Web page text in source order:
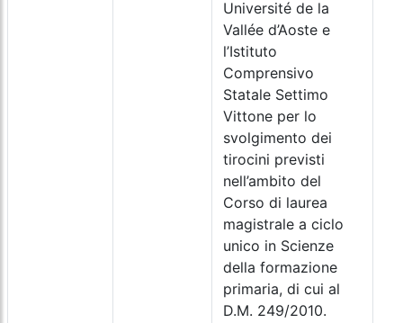
Université de la
Vallée d’Aoste e
l’Istituto
Comprensivo
Statale Settimo
Vittone per lo
svolgimento dei
tirocini previsti
nell’ambito del
Corso di laurea
magistrale a ciclo
unico in Scienze
della formazione
primaria, di cui al
D.M. 249/2010.